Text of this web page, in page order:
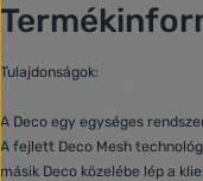
Tulajdonságok:
A Deco egy egységes
A fejlett Deco Mesh
másik Deco közelébe lép a